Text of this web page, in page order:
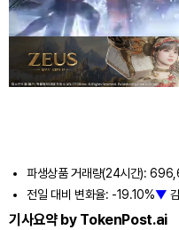
파생상품 거래량(24시간):
전일 대비 변화율: -19.10%▼
기사요약 by TokenPost.ai